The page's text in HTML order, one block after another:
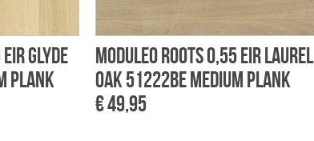
Glyde
Plank
Moduleo Roots 0,55 EIR Laurel
Oak 51222BE Medium Plank
€ 49,95